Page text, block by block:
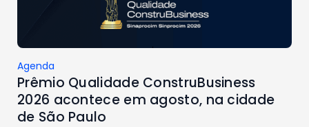
Agenda
Prêmio Qualidade ConstruBusiness
2026 acontece em agosto, na cidade
de São Paulo